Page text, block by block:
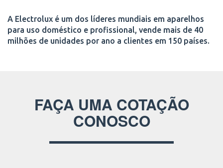
A Electrolux é um dos líderes mundiais em aparelhos
para uso doméstico e profissional, vende mais de 40
milhões de unidades por ano a clientes em 150 países.
FAÇA UMA COTAÇÃO
CONOSCO